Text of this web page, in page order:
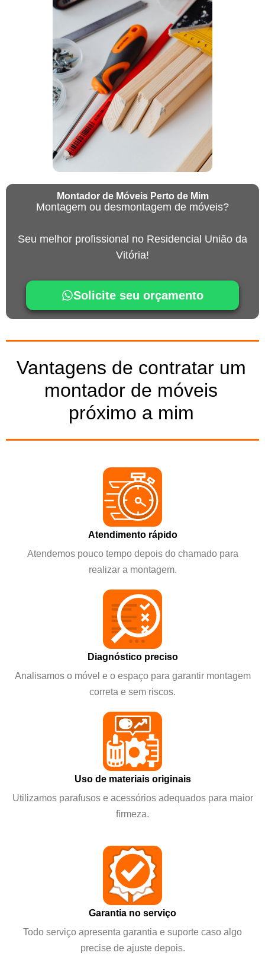
Montador de Móveis Perto de Mim
Montagem ou desmontagem de móveis?
Seu melhor profissional no Residencial União da
Vitória!
Solicite seu orçamento
Vantagens de contratar um
montador de móveis
próximo a mim
Atendimento rápido
Atendemos pouco tempo depois do chamado para
realizar a montagem.
Diagnóstico preciso
Analisamos o móvel e o espaço para garantir montagem
correta e sem riscos.
Uso de materiais originais
Utilizamos parafusos e acessórios adequados para maior
firmeza.
Garantia no serviço
Todo serviço apresenta garantia e suporte caso algo
precise de ajuste depois.